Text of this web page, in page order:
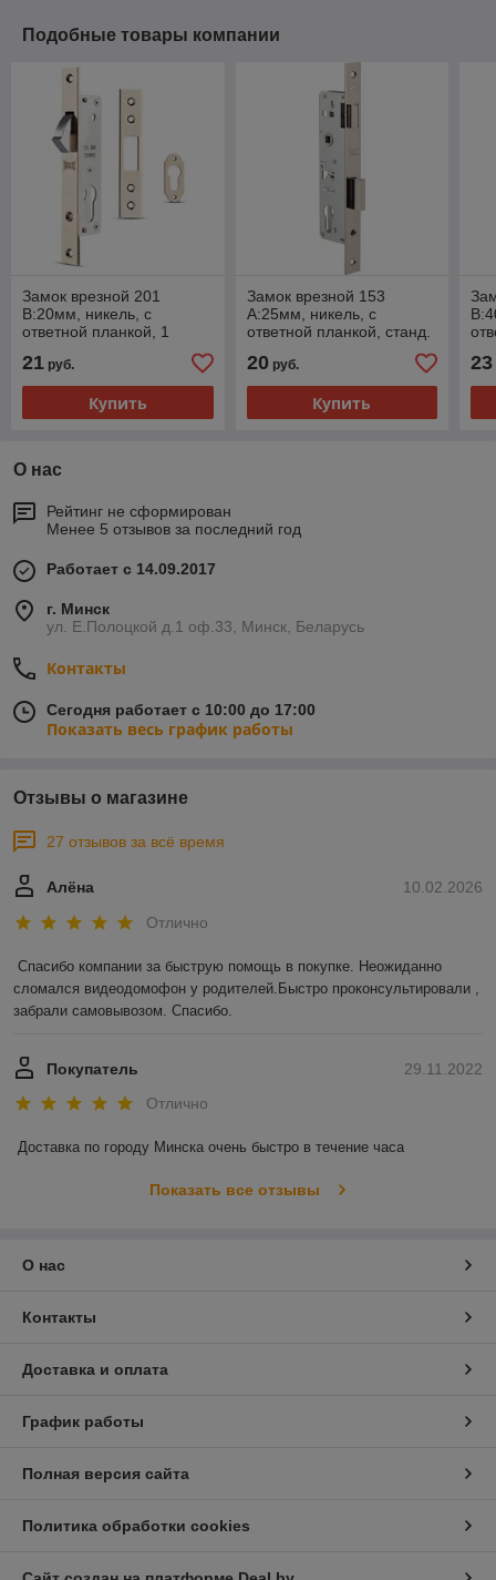
Подобные товары компании
Замок врезной 201
B:20мм, никель, с
ответной планкой, 1
21 руб.
Купить
Замок врезной 153
A:25мм, никель, с
ответной планкой, станд.
20руб.
Купить
23
О нас
Рейтинг не сформирован
Менее 5 отзывов за последний год
Работает с 14.09.2017
г. Минск
ул. Е.Полоцкой д.1 оф.33, Минск, Беларусь
Контакты
Сегодня работает с 10:00 до 17:00
Показать весь график работы
Отзывы о магазине
27 отзывов за всё время
10.02.2026
Алёна
Отлично
Спасибо компании за быструю помощь в покупке. Неожиданно
сломался видеодомофон у родителей.Быстро проконсультировали ,
забрали самовывозом. Спасибо.
29.11.2022
Покупатель
Отлично
Доставка по городу Минска очень быстро в течение часа
Показать все отзывы
О нас
Контакты
Доставка и оплата
График работы
Полная версия сайта
Политика обработки cookies